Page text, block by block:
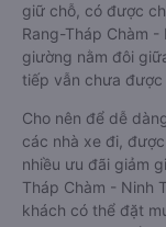
giữ chỗ, có được
Rang-Tháp Chàm -
giường nằm đôi
tiếp vẫn chưa được
Cho nên để dễ
các nhà xe đi,
nhiều ưu đãi giảm
Tháp Chàm - Ninh
khách có thể đặt